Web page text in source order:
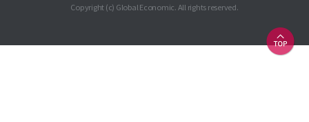
Copyright (c) Global Economic. All rights reserved.